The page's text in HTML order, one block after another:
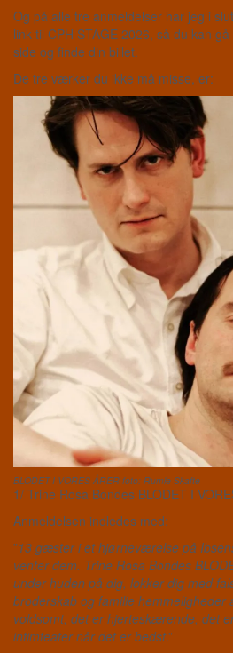
Og på alle tre anmeldelser har jeg i
link til CPH STAGE 2026, så du kan
side og finde din billet.
De tre værker du ikke må misse, er:
BLODET I VORES ÅRER foto: Rumle Skafte
1/ Trine Rosa Bondes BLODET I
Anmeldelsen indledes med:
”13 gæster i et hjørneværelse på
venter dem. Trine Rosa Bondes
under huden på dig, lokker dig med
broderskab og familie hemmeligheder
voldsomt, det er hjerteskærende, det
intimteater når det er bedst.”